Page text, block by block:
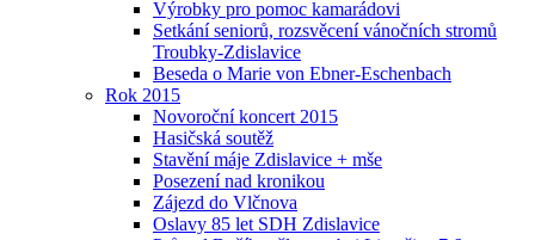
Výrobky pro pomoc kamarádovi
Setkání seniorů, rozsvěcení vánočních stromů
Troubky-Zdislavice
Beseda o Marie von Ebner-Eschenbach
Rok 2015
Novoroční koncert 2015
Hasičská soutěž
Stavění máje Zdislavice + mše
Posezení nad kronikou
Zájezd do Vlčnova
Oslavy 85 let SDH Zdislavice